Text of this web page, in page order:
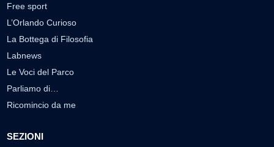
Free sport
L’Orlando Curioso
La Bottega di Filosofia
Labnews
Le Voci del Parco
Parliamo di…
Ricomincio da me
SEZIONI